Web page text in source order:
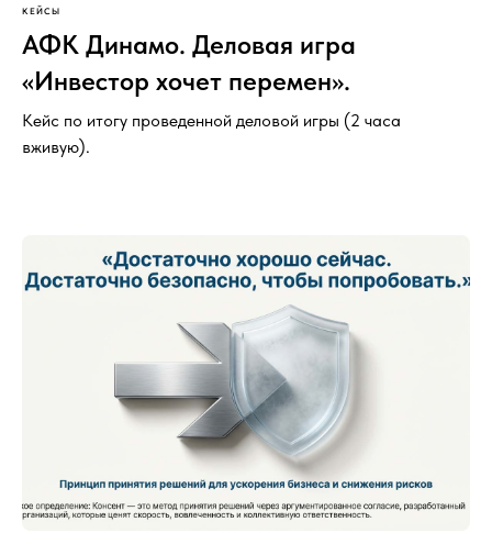
КЕЙСЫ
АФК Динамо. Деловая игра
«Инвестор хочет перемен».
Кейс по итогу проведенной деловой игры (2 часа
вживую).